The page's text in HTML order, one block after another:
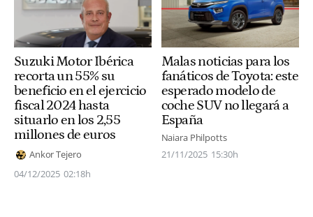
Suzuki Motor Ibérica
recorta un 55% su
beneficio en el ejercicio
fiscal 2024 hasta
situarlo en los 2,55
millones de euros
Ankor Tejero
04/12/2025 02:18h
Malas noticias para los
fanáticos de Toyota: este
esperado modelo de
coche SUV no llegará a
España
Naiara Philpotts
21/11/2025 15:30h